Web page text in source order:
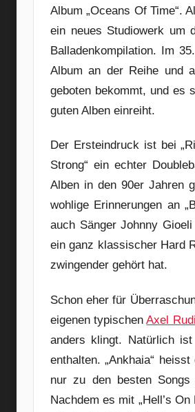
Album „Oceans Of Time“.
ein neues Studiowerk um
Balladenkompilation. Im
Album an der Reihe und
geboten bekommt, und es
guten Alben einreiht.
Der Ersteindruck ist bei
Strong“ ein echter
Alben in den 90er Jahren
wohlige Erinnerungen an
auch Sänger Johnny
ein ganz klassischer Hard
zwingender gehört hat.
Schon eher für
eigenen typischenAxel
anders klingt. Natürlich
enthalten. „Ankhaia“
nur zu den besten
Nachdem es mit „Hell’s